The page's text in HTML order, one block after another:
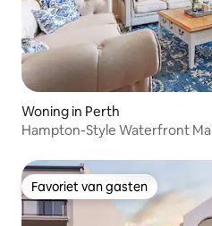
Woning in Perth
Hampton-Style Waterfront
Favoriet van gasten
Favoriet van gasten